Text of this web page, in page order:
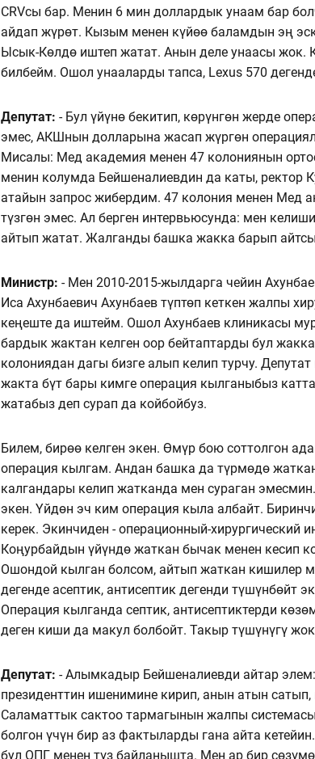
СRVсы бар. Менин 6 мин доллардык унаам бар
айдап жүрөт. Кызым менен күйөө баламдын эң
Ысык-Көлдө иштеп жатат. Анын деле унаасы
билбейм. Ошол унааларды тапса, Lexus 570
Депутат: - Бул үйүнө бекитип, көрүнгөн жерде
эмес, АКШнын долларына жасап жүргөн
Мисалы: Мед академия менен 47 колониянын
менин колумда Бейшеналиевдин да каты, ректор
атайын запрос жибердим. 47 колония менен Мед
түзгөн эмес. Ал берген интервьюсунда: мен
айтып жатат. Жалганды башка жакка барып
Министр: - Мен 2010-2015-жылдарга чейин
Иса Ахунбаевич Ахунбаев түптөп кеткен жалпы
кеңеште да иштейм. Ошол Ахунбаев клиникасы
бардык жактан келген оор бейтаптарды бул
колониядан дагы бизге алып келип турчу.
жакта бүт бары кимге операция кылганыбыз
жатабыз деп сурап да койбойбуз.
Билем, бирөө келген экен. Өмүр бою соттолгон
операция кылгам. Андан башка да түрмөдө
калгандары келип жатканда мен сураган
экен. Үйдөн эч ким операция кыла албайт.
керек. Экинчиден - операционный-хирургический
Коңурбайдын үйүндө жаткан бычак менен кесип
Ошондой кылган болсом, айтып жаткан кишилер
дегенде асептик, антисептик дегенди түшүнбөйт
Операция кылганда септик, антисептиктерди
деген киши да макул болбойт. Такыр түшүнүгү
Депутат: - Алымкадыр Бейшеналиевди айтар
президенттин ишенимине кирип, анын атын
Саламаттык сактоо тармагынын жалпы
болгон үчүн бир аз фактыларды гана айта
бул ОПГ менен түз байланышта. Мен ар бир